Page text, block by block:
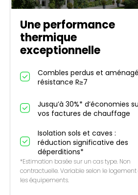
Une performance
thermique
exceptionnelle
Combles perdus et
résistance R≥7
Jusqu’à 30%* d’économies
vos factures de chauffage
Isolation sols et caves :
réduction significative des
déperditions*
*Estimation basée sur un cas type. Non
contractuelle. Variable selon le logement
les équipements.